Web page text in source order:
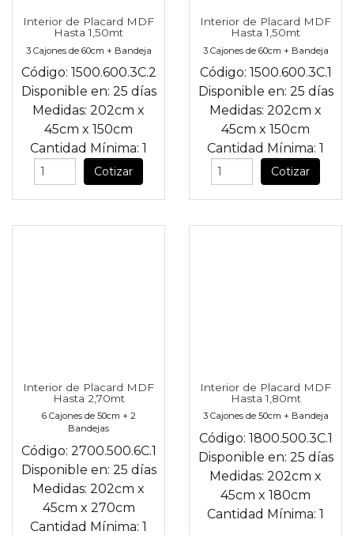
Interior de Placard MDF
Hasta 1,50mt
3 Cajones de 60cm + Bandeja
Código: 1500.600.3C.2
Disponible en: 25 días
Medidas: 202cm x
45cm x 150cm
Cantidad Mínima: 1
Cotizar
Interior de Placard MDF
Hasta 1,50mt
3 Cajones de 60cm + Bandeja
Código: 1500.600.3C.1
Disponible en: 25 días
Medidas: 202cm x
45cm x 150cm
Cantidad Mínima: 1
Cotizar
Interior de Placard MDF
Hasta 2,70mt
6 Cajones de 50cm + 2
Bandejas
Código: 2700.500.6C.1
Disponible en: 25 días
Medidas: 202cm x
45cm x 270cm
Cantidad Mínima: 1
Interior de Placard MDF
Hasta 1,80mt
3 Cajones de 50cm + Bandeja
Código: 1800.500.3C.1
Disponible en: 25 días
Medidas: 202cm x
45cm x 180cm
Cantidad Mínima: 1